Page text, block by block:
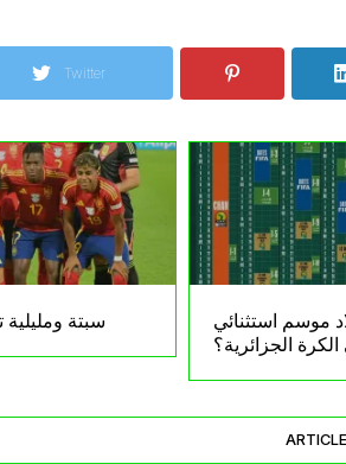
Twitter
سبتة ومليلية
موسم استثنائي
الجزائرية؟